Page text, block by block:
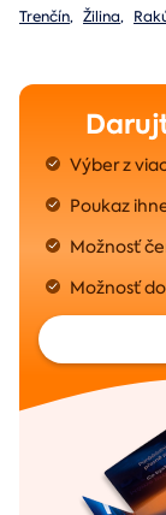
Trenčín, Žilina,
Výber z
Poukaz
Možnosť
Možnosť